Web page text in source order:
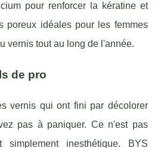
pour renforcer la kératine et
poreux idéales pour les femmes
vernis tout au long de l'année.
de pro
vernis qui ont fini par décolorer
pas à paniquer. Ce n'est pas
simplement inesthétique. BYS